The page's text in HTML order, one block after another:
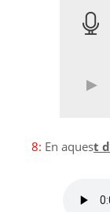
8: En aquest d